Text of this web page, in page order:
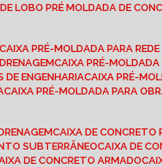
DE LOBO PRÉ MOLDADA DE
CAIXA PRÉ-MOLDADA PARA
CAIXA PRÉ-
DE ENGENHARIA CAIXA PRÉ-
CAIXA PRÉ-MOLDADA PARA
CAIXA DE
SUBTERRÂNEO CAIXA DE
DE CONCRETO ARMADO